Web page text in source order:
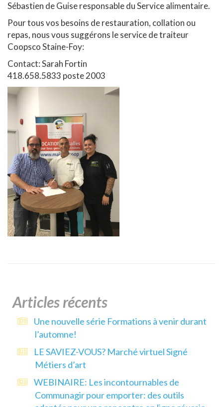
Sébastien de Guise responsable du Service alimentaire.
Pour tous vos besoins de restauration, collation ou
repas, nous vous suggérons le service de traiteur
Coopsco Staine-Foy:
Contact: Sarah Fortin
418.658.5833 poste 2003
Articles récents
Une nouvelle série Formations à venir durant
l’automne!
LE SAVIEZ-VOUS? Marché virtuel Signé
Métiers d’art
WEBINAIRE: Les incontournables de
Communagir pour emporter: des outils